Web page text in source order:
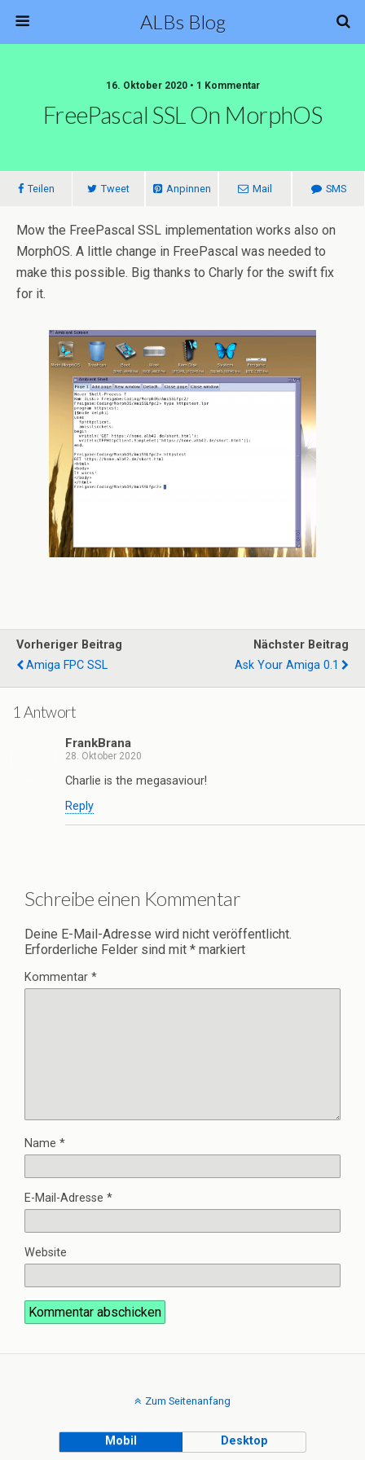
ALBs Blog
16. Oktober 2020 • 1 Kommentar
FreePascal SSL On MorphOS
Teilen Tweet Anpinnen Mail SMS
Mow the FreePascal SSL implementation works also on
MorphOS. A little change in FreePascal was needed to
make this possible. Big thanks to Charly for the swift fix
for it.
Vorheriger Beitrag
Amiga FPC SSL
Nächster Beitrag
Ask Your Amiga 0.1
1 Antwort
FrankBrana
28. Oktober 2020
Charlie is the megasaviour!
Reply
Schreibe einen Kommentar
Deine E-Mail-Adresse wird nicht veröffentlicht.
Erforderliche Felder sind mit * markiert
Kommentar *
Name *
E-Mail-Adresse *
Website
Zum Seitenanfang
Mobil Desktop